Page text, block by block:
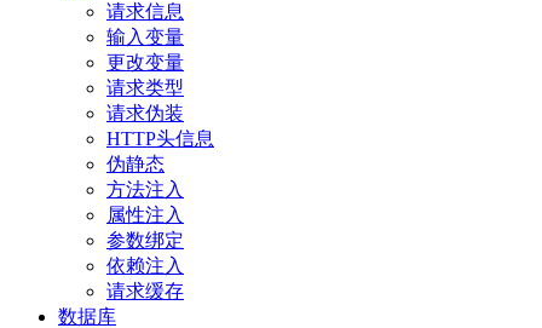
请求信息
输入变量
更改变量
请求类型
请求伪装
HTTP头信息
伪静态
方法注入
属性注入
参数绑定
依赖注入
请求缓存
数据库